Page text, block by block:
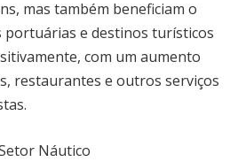
mas também beneficiam o
portuárias e destinos turísticos
com um aumento
restaurantes e outros serviços
Náutico